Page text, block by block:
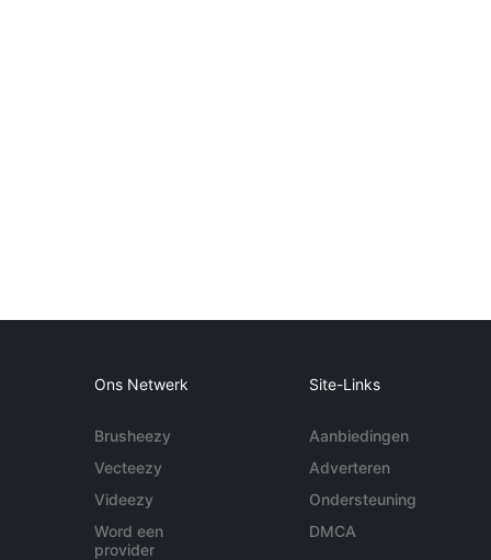
Ons Netwerk
Brusheezy
Vecteezy
Videezy
Word een
provider
Site-Links
Aanbiedingen
Adverteren
Ondersteuning
DMCA